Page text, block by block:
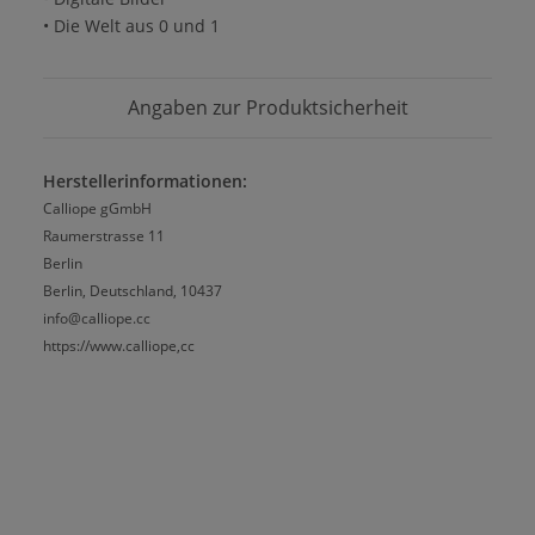
• Die Welt aus 0 und 1
Angaben zur Produktsicherheit
Herstellerinformationen:
Calliope gGmbH
Raumerstrasse 11
Berlin
Berlin, Deutschland, 10437
info@calliope.cc
https://www.calliope,cc